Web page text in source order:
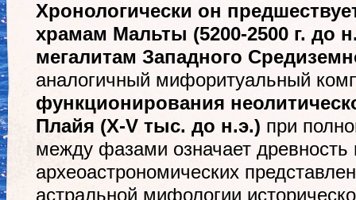
Хронологически он
храмам Мальты (5200-2500 г. до
мегалитам Западного
аналогичный мифоритуальный
функционирования
Плайя (X-V тыс. до н.э.) при
между фазами означает древность
археоастрономических
астральной мифологии